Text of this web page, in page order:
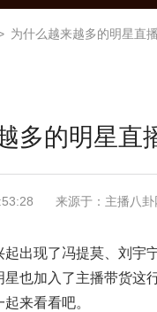
为什么越来越多的明星直
多的明星直
来源于：主播八卦
起出现了冯提莫、刘宇
也加入了主播带货这
来看看吧。